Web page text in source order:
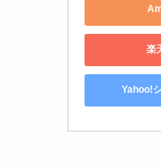
楽
Yahoo!